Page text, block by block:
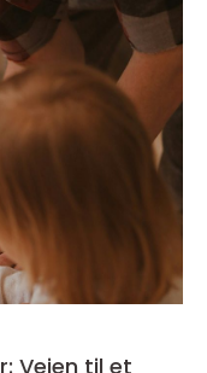
Veien til et